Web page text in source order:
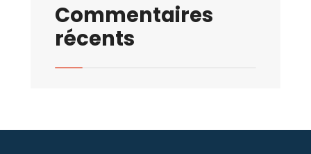
Commentaires
récents